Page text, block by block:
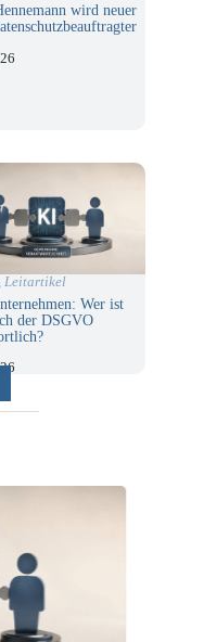
wird neuer
Leitartikel
Wer ist
der DSGVO